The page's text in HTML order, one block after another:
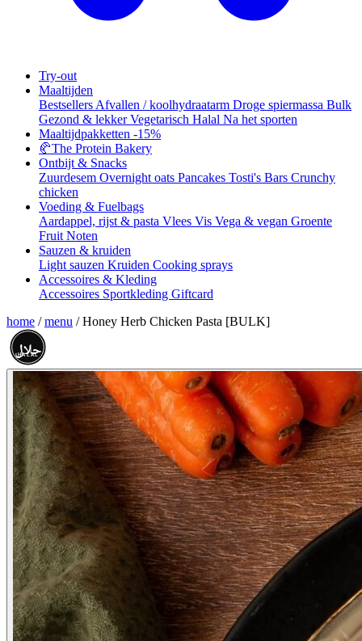
Try-out
Maaltijden
Bestsellers Afvallen / koolhydraatarm Droge spiermassa Bulk
Gezond & lekkerVegetarisch Halal Na het sporten
Maaltijdpakketten -15%
🥐The Protein Bakery
Ontbijt & Snacks
Zuurdesem Overnight oats Pancakes Tosti's Bars Crunchy
chicken
Voeding & Fuelbags
Aardappel, rijst & pasta Vlees Vis Vega & vegan Groente
Fruit Noten
Sauzen & kruiden
Light sauzen Kruiden Cooking sprays
Accessoires & Kleding
Accessoires Sportkleding Giftcard
home / menu / Honey Herb Chicken Pasta [BULK]
حلال
HALAL